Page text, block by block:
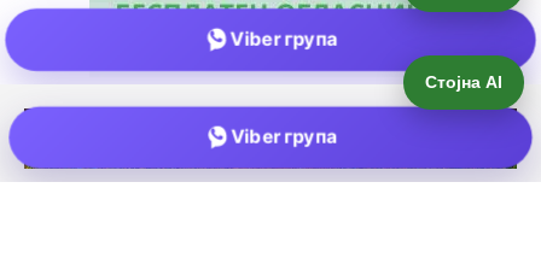
Стојна AI
Viber група